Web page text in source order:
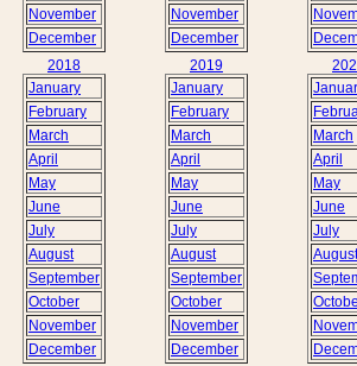
November
December
November
December
2018
January
February
March
April
May
June
July
August
September
October
November
December
2019
January
February
March
April
May
June
July
August
September
October
November
December
March
April
May
June
July
August